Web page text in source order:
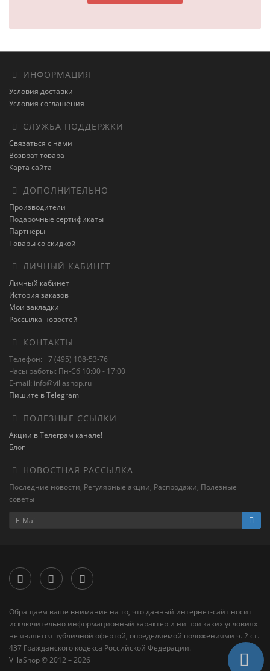
ИНФОРМАЦИЯ
Условия доставки
Условия соглашения
СЛУЖБА ПОДДЕРЖКИ
Связаться с нами
Возврат товара
Карта сайта
ДОПОЛНИТЕЛЬНО
Производители
Подарочные сертификаты
Партнёры
Товары со скидкой
ЛИЧНЫЙ КАБИНЕТ
Личный кабинет
История заказов
Мои закладки
Рассылка новостей
КОНТАКТЫ
Телефон: +7 (495) 108-53-76
Часы работы: Пн-Сб 10:00 - 17:00
E-mail: info@villashop.ru
Пишите в Telegram
ПОЛЕЗНЫЕ ССЫЛКИ
Акции в Телеграм канале!
Блог
НОВОСТНАЯ РАССЫЛКА
Последние новости, Регулярные акции, Распродажи, Полезные
советы
Обращаем ваше внимание на то, что данный интернет-сайт носит
исключительно информационный характер и ни при каких условиях
не является публичной офертой, определяемой положениями ч. 2 ст.
437 Гражданского кодекса Российской Федерации.
VillaShop © 2012 – 2026